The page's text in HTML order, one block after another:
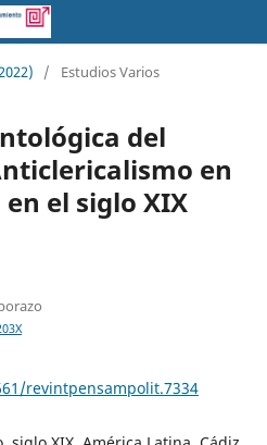
/ Estudios Varios
del
en
el siglo XIX
revintpensampolit.7334